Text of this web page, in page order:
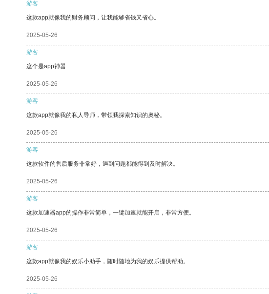
游客
这款app就像我的财务顾问，让我能够省钱又省心。
2025-05-26
游客
这个是app神器
2025-05-26
游客
这款app就像我的私人导师，带领我探索知识的奥秘。
2025-05-26
游客
这款软件的售后服务非常好，遇到问题都能得到及时解决。
2025-05-26
游客
这款加速器app的操作非常简单，一键加速就能开启，非常方便。
2025-05-26
游客
这款app就像我的娱乐小助手，随时随地为我的娱乐提供帮助。
2025-05-26